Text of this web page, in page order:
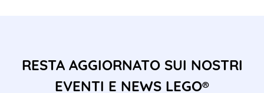
RESTA AGGIORNATO SUI NOSTRI
EVENTI E NEWS LEGO®